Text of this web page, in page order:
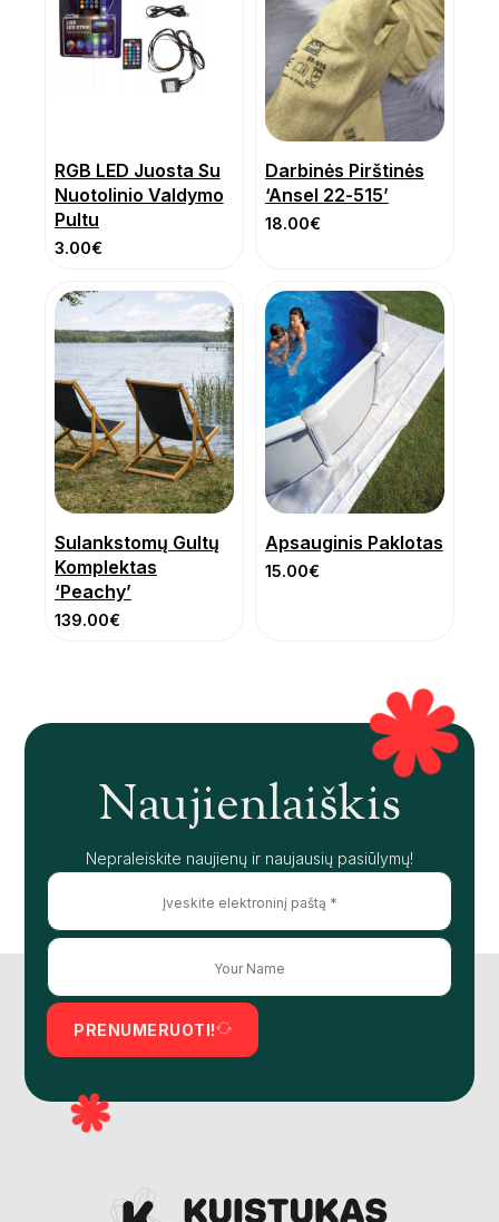
RGB LED Juosta Su
Nuotolinio Valdymo
Pultu
3.00€
Darbinės Pirštinės
‘Ansel 22-515’
18.00€
Sulankstomų Gultų
Komplektas
‘Peachy’
139.00€
Apsauginis Paklotas
15.00€
Naujienlaiškis
Nepraleiskite naujienų ir naujausių pasiūlymų!
PRENUMERUOTI!